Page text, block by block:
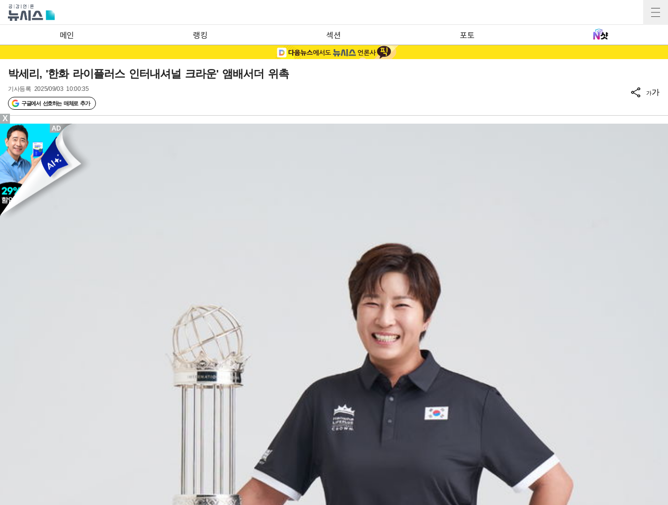
메인 랭킹 섹션 포토
박세리, '한화 라이플러스 인터내셔널 크라운' 앰배서더 위촉
기사등록 2025/09/03 10:00:35
구글에서 선호하는 매체로 추가
가가
X